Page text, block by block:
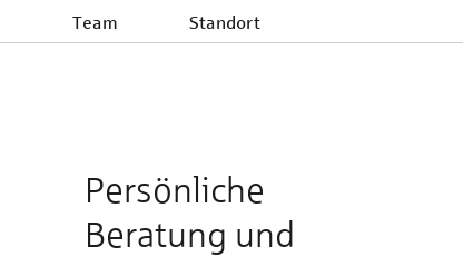
Team Standort
Persönliche
Beratung und